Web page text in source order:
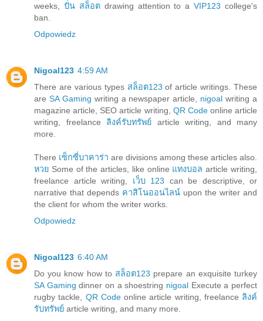
weeks, ปั่น สล็อตdrawing attention to aVIP123 college's
ban.
Odpowiedz
Nigoal123 4:59 AM
There are various types สล็อต123 of article writings. These
are SA Gaming writing a newspaper article, nigoal writing a
magazine article, SEO article writing, QR Codeonline article
writing, freelance ลิงค์รับทรัพย์ article writing, and many
more.
There เซ็กซี่บาคาร่า are divisions among these articles also.
หวย Some of the articles, like online แทงบอล article writing,
freelance article writing, เว็บ 123 can be descriptive, or
narrative that depends คาสิโนออนไลน์ upon the writer and
the client for whom the writer works.
Odpowiedz
Nigoal123 6:40 AM
Do you know how to สล็อต123 prepare an exquisite turkey
SA Gaming dinner on a shoestring nigoal Execute a perfect
rugby tackle, QR Codeonline article writing, freelance ลิงค์
รับทรัพย์ article writing, and many more.